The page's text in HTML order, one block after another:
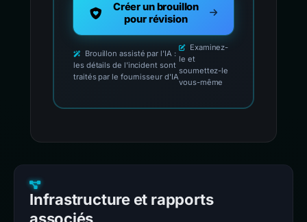
Créer un brouillon
pour révision
Brouillon assisté par l'IA :
les détails de l'incident sont
traités par le fournisseur d'IA
Examinez-
le et
soumettez-le
vous-même
Infrastructure et rapports